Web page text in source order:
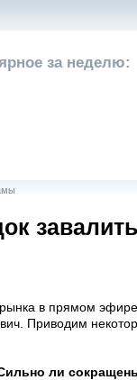
за неделю:
в прямом
Приводим
ли